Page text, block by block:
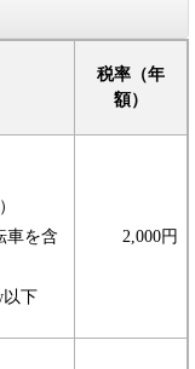
税率（年
額）
車を含
以下
2,000円